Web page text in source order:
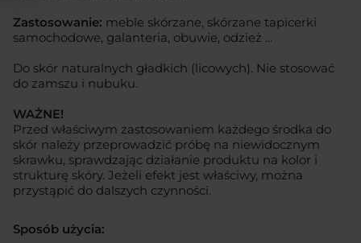
Zastosowanie: meble skórzane, skórzane tapicerki
samochodowe, galanteria, obuwie, odzież ...
Do skór naturalnych gładkich (licowych). Nie stosować
do zamszu i nubuku.
WAŻNE!
Przed właściwym zastosowaniem każdego środka do
skór należy przeprowadzić próbę na niewidocznym
skrawku, sprawdzając działanie produktu na kolor i
strukturę skóry. Jeżeli efekt jest właściwy, można
przystąpić do dalszych czynności.
Sposób użycia: